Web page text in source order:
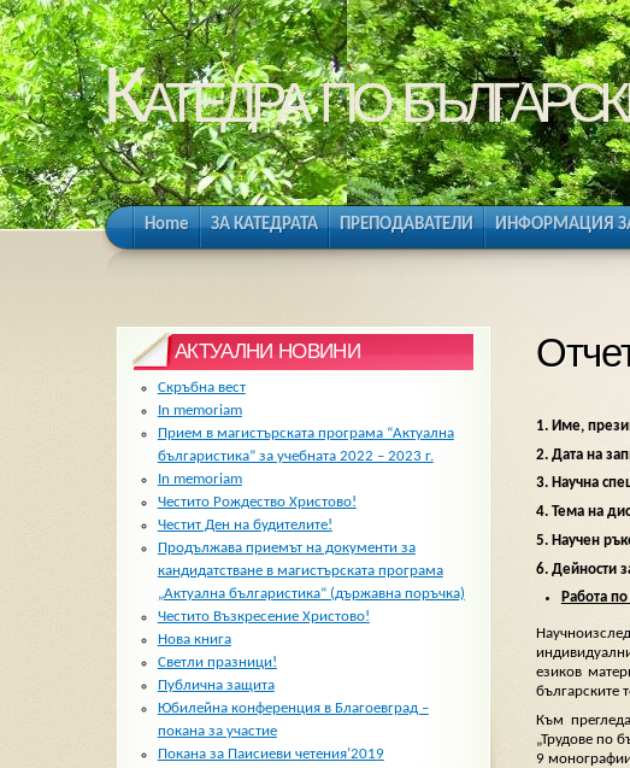
Катедра по
Home ЗА КАТЕДРАТА ПРЕПОДАВАТЕЛИ ИНФОРМАЦИЯ
1. Име,
2. Дата на
3. Научна
4. Тема на
5. Научен
6. Дейности
Работа
езиков
българските
Към
„Трудове по
9
АКТУАЛНИ НОВИНИ
Скръбна вест
In memoriam
Прием в магистърската програма “Актуална
българистика” за учебната 2022 – 2023 г.
In memoriam
Честито Рождество Христово!
Честит Ден на будителите!
Продължава приемът на документи за
кандидатстване в магистърската програма
„Актуална българистика“ (държавна поръчка)
Честито Възкресение Христово!
Нова книга
Светли празници!
Публична защита
Юбилейна конференция в Благоевград –
покана за участие
Покана за Паисиеви четения’2019